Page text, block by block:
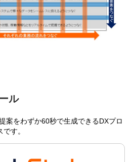
ル
案をわずか60秒で生成できるDXプロ
す。